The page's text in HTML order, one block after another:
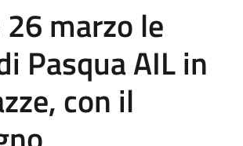
marzo le
Pasqua AIL in
con il